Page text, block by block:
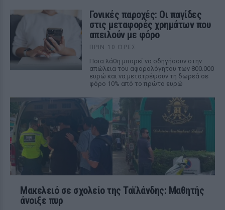
Γονικές παροχές: Οι παγίδες
στις μεταφορές χρημάτων που
απειλούν με φόρο
ΠΡΙΝ 10 ΏΡΕΣ
Ποια λάθη μπορεί να οδηγήσουν στην
απώλεια του αφορολόγητου των 800.000
ευρώ και να μετατρέψουν τη δωρεά σε
φόρο 10% από το πρώτο ευρώ
Μακελειό σε σχολείο της Ταϊλάνδης: Μαθητής
άνοιξε πυρ